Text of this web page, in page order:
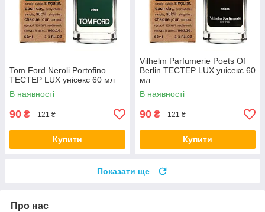
Tom Ford Neroli Portofino
ТЕСТЕР LUX унісекс 60 мл
В наявності
90 ₴ 121 ₴
Купити
Vilhelm Parfumerie Poets Of
Berlin ТЕСТЕР LUX унісекс 60
мл
В наявності
90 ₴ 121 ₴
Купити
Показати ще
Про нас